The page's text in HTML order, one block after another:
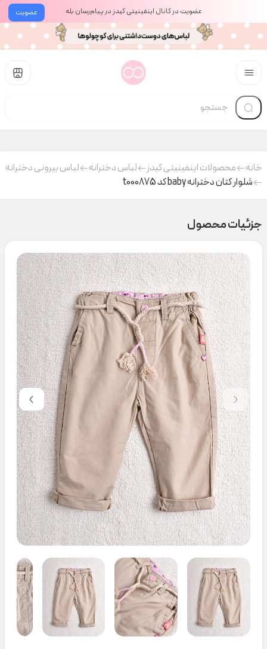
عضویت عضویت در کانال اینفینیتی کیدز در پیام‌رسان بله
خانه محصولات اینفینیتی کیدز لباس دخترانه
لباس بیرونی دخترانه
شلوار کتان دخترانه baby کد t000875
جزئیات محصول